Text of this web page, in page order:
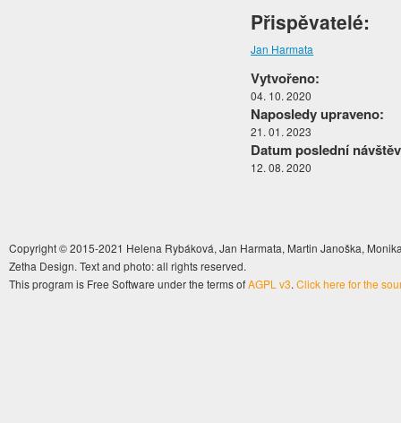
Přispěvatelé:
Jan Harmata
Vytvořeno:
04. 10. 2020
Naposledy upraveno:
21. 01. 2023
Datum poslední
12. 08. 2020
Copyright © 2015-2021 Helena Rybáková, Jan Harmata, Martin Janoška,
Zetha Design. Text and photo: all rights reserved.
This program is Free Software under the terms ofAGPL v3. Click here for the